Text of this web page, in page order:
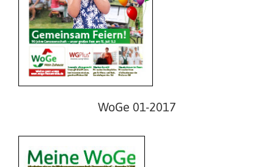
WoGe 01-2017
WoGe 02-2016